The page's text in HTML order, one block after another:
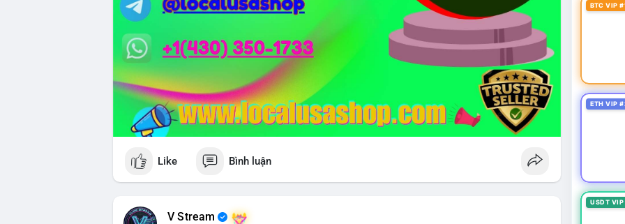
Like Bình luận
V Stream
BTC VIP
ETH VIP
USDT